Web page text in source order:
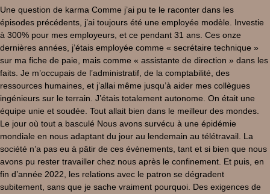
Une question de karma Comme j’ai pu te le raconter dans les
épisodes précédents, j’ai toujours été une employée modèle. Investie
à 300% pour mes employeurs, et ce pendant 31 ans. Ces onze
dernières années, j’étais employée comme « secrétaire technique »
sur ma fiche de paie, mais comme « assistante de direction » dans les
faits. Je m’occupais de l’administratif, de la comptabilité, des
ressources humaines, et j’allai même jusqu’à aider mes collègues
ingénieurs sur le terrain. J’étais totalement autonome. On était une
équipe unie et soudée. Tout allait bien dans le meilleur des mondes.
Le jour où tout a basculé Nous avons survécu à une épidémie
mondiale en nous adaptant du jour au lendemain au télétravail. La
société n’a pas eu à pâtir de ces évènements, tant et si bien que nous
avons pu rester travailler chez nous après le confinement. Et puis, en
fin d’année 2022, les relations avec le patron se dégradent
subitement, sans que je sache vraiment pourquoi. Des exigences de